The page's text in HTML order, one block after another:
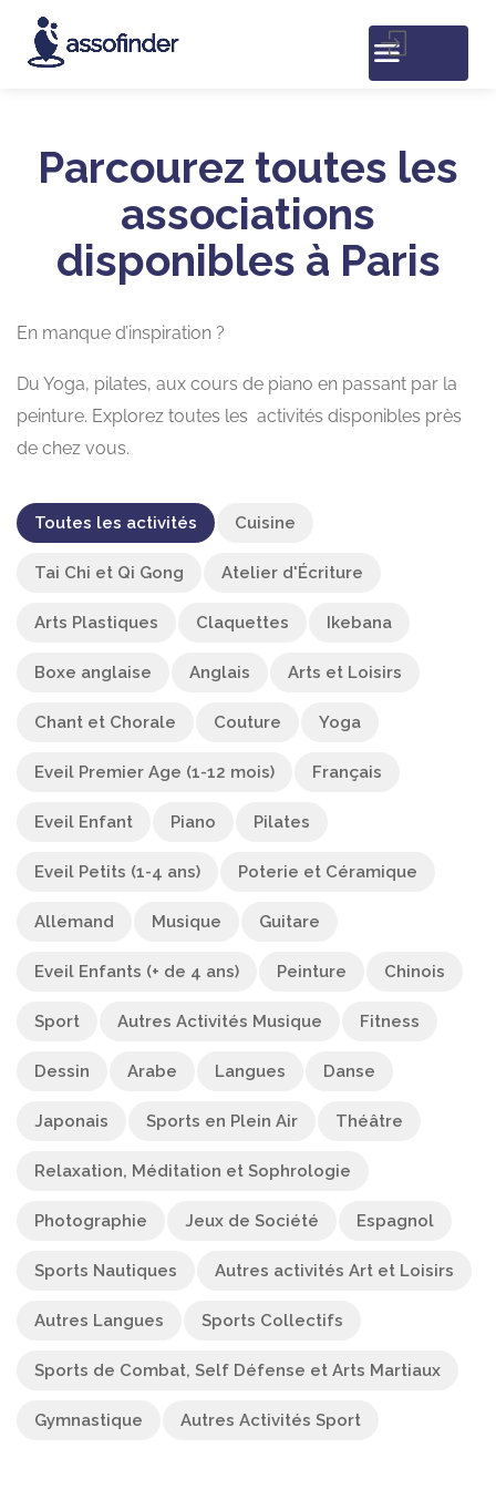
Parcourez toutes les
associations
disponibles à Paris
En manque d’inspiration ?
Du Yoga, pilates, aux cours de piano en passant par la
peinture. Explorez toutes les activités disponibles près
de chez vous.
Toutes les activités Cuisine
Tai Chi et Qi Gong Atelier d'Écriture
Arts Plastiques Claquettes Ikebana
Boxe anglaise Anglais Arts et Loisirs
Chant et Chorale Couture Yoga
Eveil Premier Age (1-12 mois) Français
Eveil Enfant Piano Pilates
Eveil Petits (1-4 ans) Poterie et Céramique
Allemand Musique Guitare
Eveil Enfants (+ de 4 ans) Peinture Chinois
Sport Autres Activités Musique Fitness
Dessin Arabe Langues Danse
Japonais Sports en Plein Air Théâtre
Relaxation, Méditation et Sophrologie
Photographie Jeux de Société Espagnol
Sports Nautiques Autres activités Art et Loisirs
Autres Langues Sports Collectifs
Sports de Combat, Self Défense et Arts Martiaux
Gymnastique Autres Activités Sport